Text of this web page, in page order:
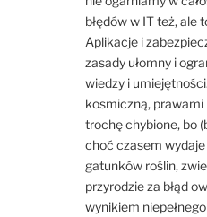
błędów w IT też, ale
Aplikacje i
zasady ułomny i
wiedzy i
kosmiczną,
trochę chybione, bo
choć czasem
gatunków roślin,
przyrodzie za błąd
wynikiem